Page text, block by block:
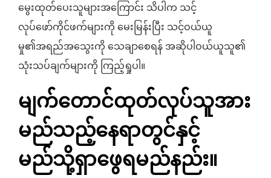
မွေးထုတ်ပေးသူများအကြောင်း သိပါက သင့်
လုပ်ဖော်ကိုင်ဖက်များကို မေးမြန်းပြီး သင့်ဝယ်ယူ
မှု၏အရည်အသွေးကို သေချာစေရန် အဆိုပါဝယ်ယူသူ၏
သုံးသပ်ချက်များကို ကြည့်ရှုပါ။
မျက်တောင်ထုတ်လုပ်သူအား
မည်သည့်နေရာတွင်နှင့်
မည်သို့ရှာဖွေရမည်နည်း။